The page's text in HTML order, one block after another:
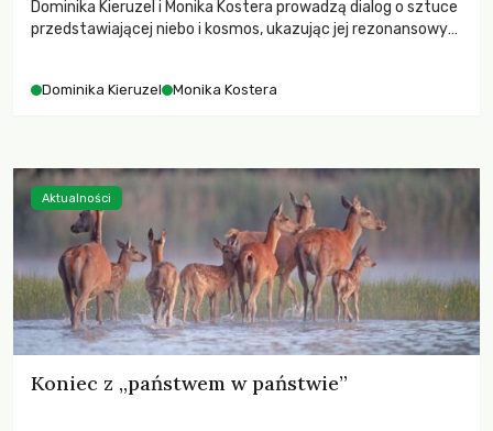
Dominika Kieruzel i Monika Kostera prowadzą dialog o sztuce
przedstawiającej niebo i kosmos, ukazując jej rezonansowy
Dominika Kieruzel Monika Kostera
Koniec z „państwem w państwie”
Aktualności